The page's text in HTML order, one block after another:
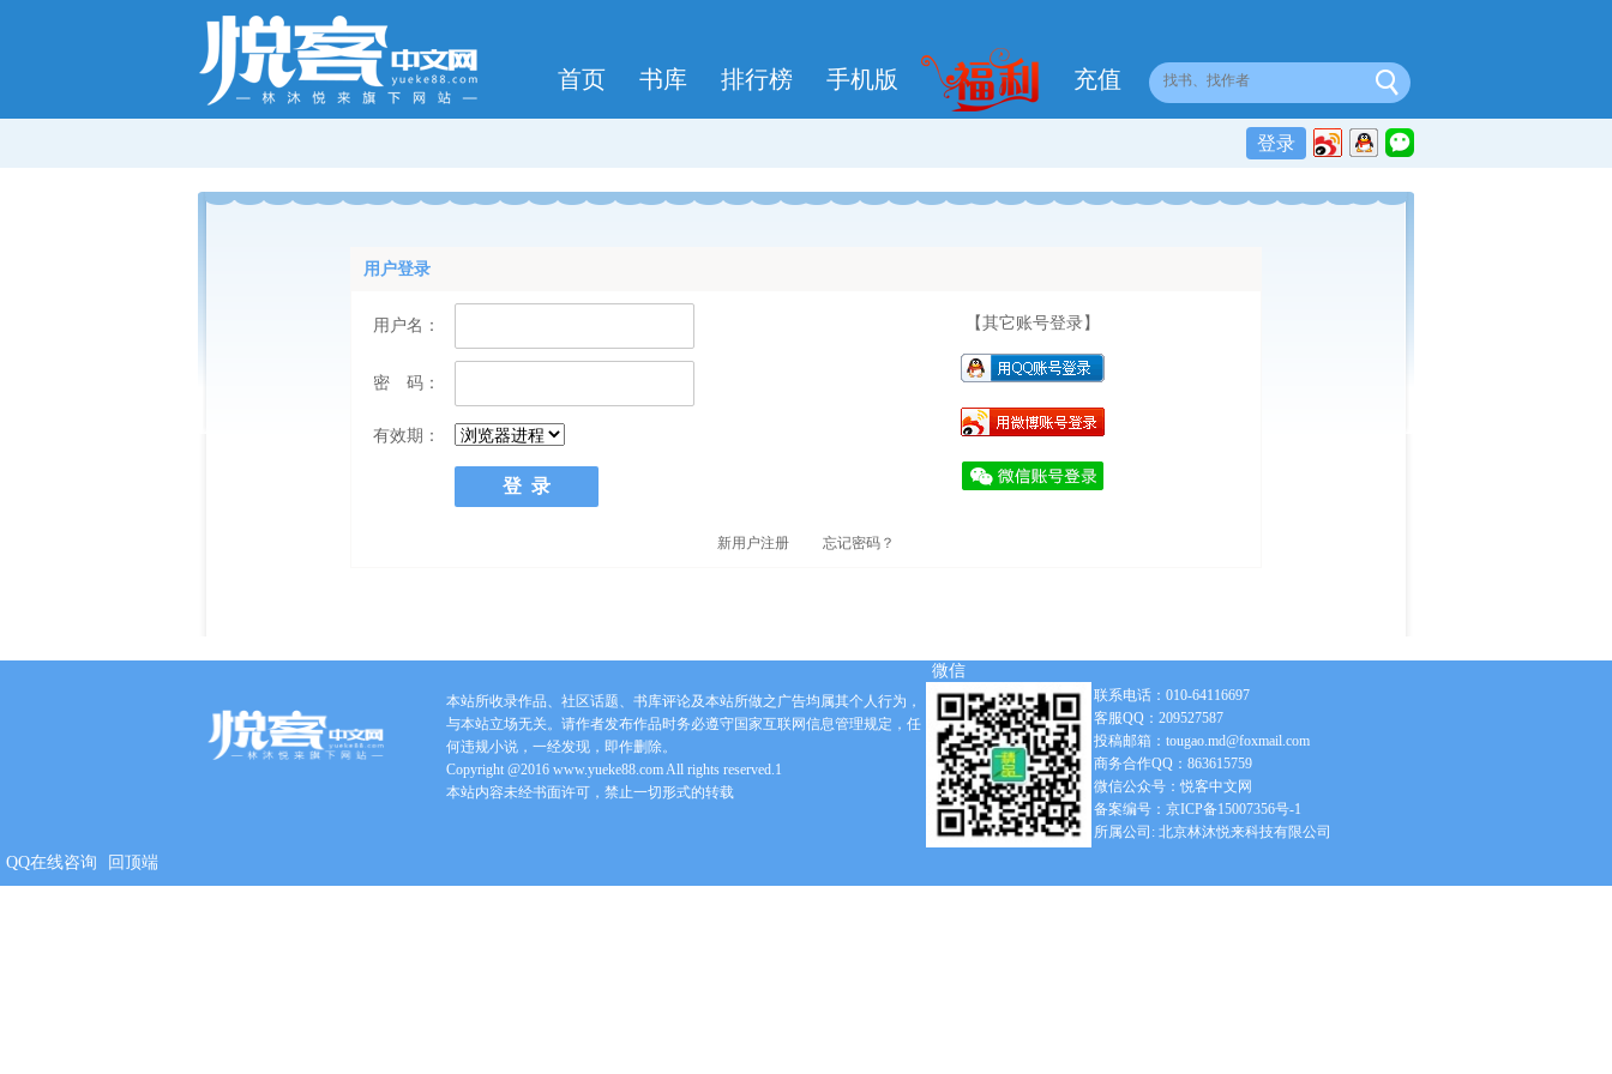
首页 书库 排行榜 手机版 充值
登录
用户登录
用户名：
密 码：
有效期：
【其它账号登录】
新用户注册 忘记密码？
本站所收录作品、社区话题、书库评论及本站所做之广告均属其个人行为，
与本站立场无关。请作者发布作品时务必遵守国家互联网信息管理规定，任
何违规小说，一经发现，即作删除。
Copyright @2016 www.yueke88.com All rights reserved.1
本站内容未经书面许可，禁止一切形式的转载
联系电话：010-64116697
客服QQ：209527587
投稿邮箱：tougao.md@foxmail.com
商务合作QQ：863615759
微信公众号：悦客中文网
备案编号：京ICP备15007356号-1
所属公司: 北京林沐悦来科技有限公司
微信
QQ在线咨询 回顶端